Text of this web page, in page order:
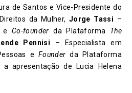
de Santos e Vice-Presidente do
da Mulher, Jorge Tassi –
e Co-founder da Plataforma The
Pennisi – Especialista em
e Founder da Plataforma
apresentação de Lucia Helena